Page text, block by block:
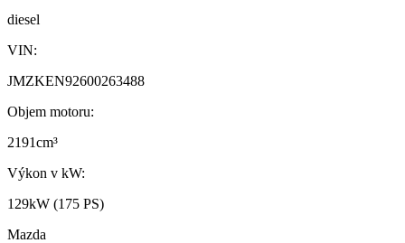
diesel
VIN:
JMZKEN92600263488
Objem motoru:
2191cm³
Výkon v kW:
129kW (175 PS)
Mazda